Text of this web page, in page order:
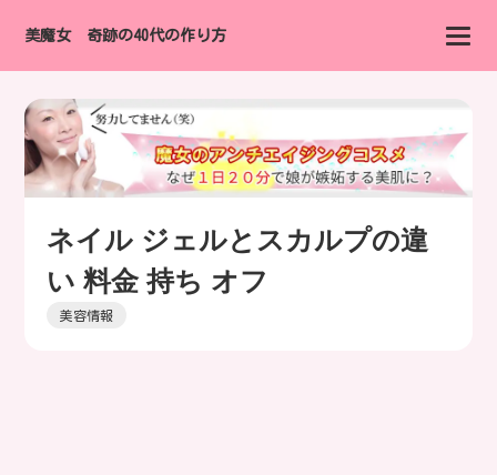
美魔女 奇跡の40代の作り方
ネイル ジェルとスカルプの違
い 料金 持ち オフ
美容情報